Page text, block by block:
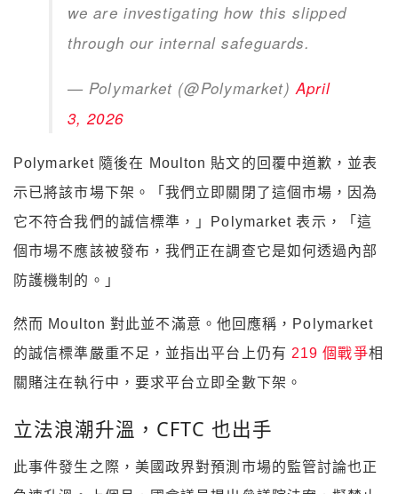
we are investigating how this slipped
through our internal safeguards.
— Polymarket (@Polymarket) April
3, 2026
Polymarket 隨後在 Moulton 貼文的回覆中道歉，並表
示已將該市場下架。「我們立即關閉了這個市場，因為
它不符合我們的誠信標準，」Polymarket 表示，「這
個市場不應該被發布，我們正在調查它是如何透過內部
防護機制的。」
然而 Moulton 對此並不滿意。他回應稱，Polymarket
的誠信標準嚴重不足，並指出平台上仍有 219 個戰爭相
關賭注在執行中，要求平台立即全數下架。
立法浪潮升溫，CFTC 也出手
此事件發生之際，美國政界對預測市場的監管討論也正